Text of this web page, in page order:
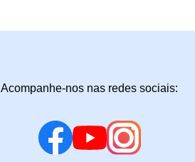
Acompanhe-nos nas redes sociais: